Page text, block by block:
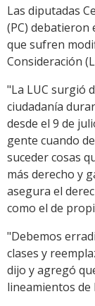
Las diputadas
(PC) debatieron
que sufren
Consideración
"La LUC surgió
ciudadanía
desde el 9 de
gente cuando
suceder cosas
más derecho y
asegura el
como el de
"Debemos
clases y
dijo y agregó
lineamientos de